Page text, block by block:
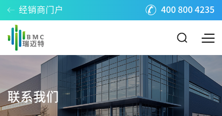
经销商门户 400 800 4235
联系我们